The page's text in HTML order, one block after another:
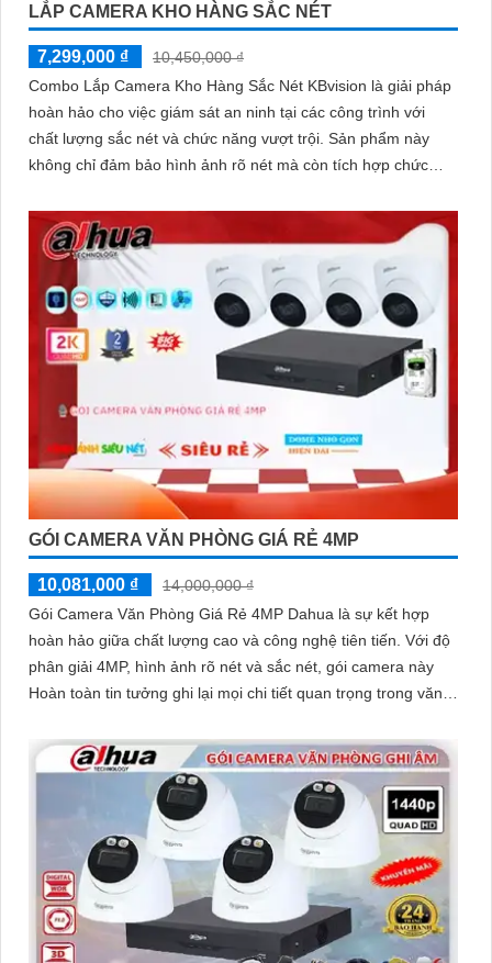
LẮP CAMERA KHO HÀNG SẮC NÉT
7,299,000 ₫
10,450,000 ₫
Combo Lắp Camera Kho Hàng Sắc Nét KBvision là giải pháp
hoàn hảo cho việc giám sát an ninh tại các công trình với
chất lượng sắc nét và chức năng vượt trội. Sản phẩm này
không chỉ đảm bảo hình ảnh rõ nét mà còn tích hợp chức
diện và chính xác hơn
GÓI CAMERA VĂN PHÒNG GIÁ RẺ 4MP
10,081,000 ₫
14,000,000 ₫
Gói Camera Văn Phòng Giá Rẻ 4MP Dahua là sự kết hợp
hoàn hảo giữa chất lượng cao và công nghệ tiên tiến. Với độ
phân giải 4MP, hình ảnh rõ nét và sắc nét, gói camera này
Hoàn toàn tin tưởng ghi lại mọi chi tiết quan trọng trong văn